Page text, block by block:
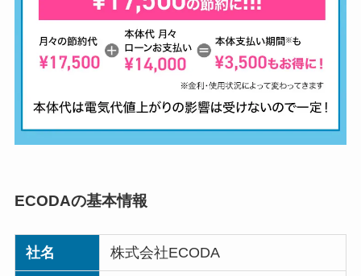
ECODAの基本情報
社名 株式会社ECODA